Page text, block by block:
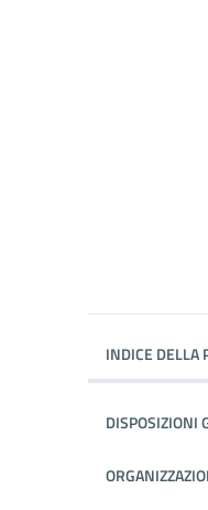
INDICE DELLA
DISPOSIZIONI